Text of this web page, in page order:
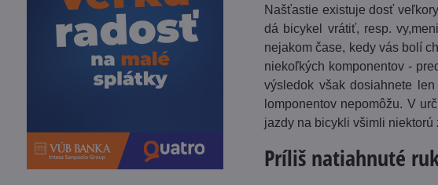
Našťastie existuje dosť
dá bicykel vrátiť, resp.
nejakom čase, kedy vás bolí
niekoľkých komponentov -
výsledok však dosiahnete
lomponentov nepomôžu. V
jazdy na bicykli všimli
Príliš natiahnuté